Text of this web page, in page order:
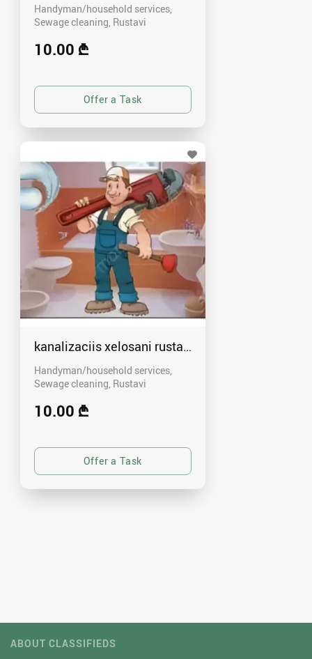
Handyman/household services,
Sewage cleaning Rustavi
10.00 ₾
kanalizaciis xelosani rustavshi - 591 00 46 80
Handyman/household services,
Sewage cleaning Rustavi
10.00 ₾
ABOUT CLASSIFIEDS